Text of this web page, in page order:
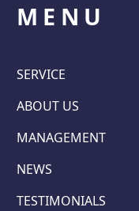
MENU
SERVICE
ABOUT US
MANAGEMENT
NEWS
TESTIMONIALS